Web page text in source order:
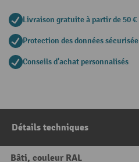
Livraison gratuite à partir de 50 €
Protection des données sécurisée
Conseils d'achat personnalisés
Détails techniques
Bâti, couleur RAL